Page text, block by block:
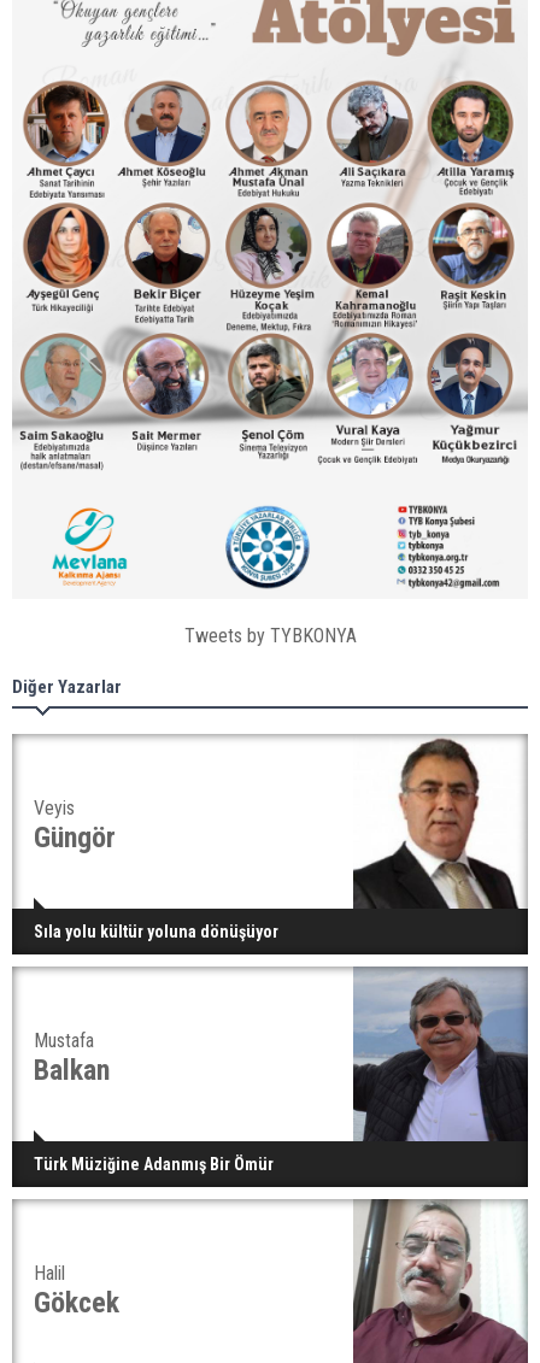
Tweets by TYBKONYA
Diğer Yazarlar
Veyis
Güngör
Sıla yolu kültür yoluna dönüşüyor
Mustafa
Balkan
Türk Müziğine Adanmış Bir Ömür
Halil
Gökcek